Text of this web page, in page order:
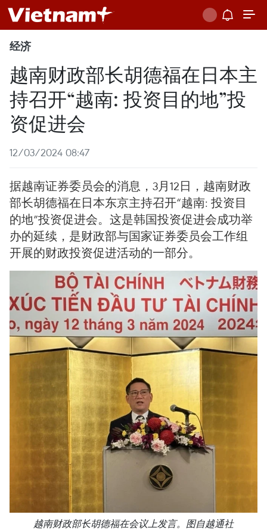
经济
越南财政部长胡德福在日本主
持召开“越南: 投资目的地”投
资促进会
12/03/2024 08:47
据越南证券委员会的消息，3月12日，越南财政
部长胡德福在日本东京主持召开“越南: 投资目
的地”投资促进会。这是韩国投资促进会成功举
办的延续，是财政部与国家证券委员会工作组
开展的财政投资促进活动的一部分。
越南财政部长胡德福在会议上发言。图自越通社